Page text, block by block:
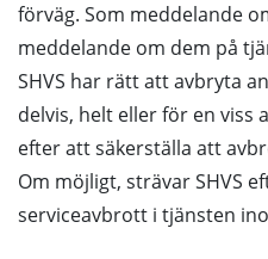
förväg. Som meddelande
meddelande om dem på
SHVS har rätt att avbryta
delvis, helt eller för en viss
efter att säkerställa att
Om möjligt, strävar SHVS
serviceavbrott i tjänsten